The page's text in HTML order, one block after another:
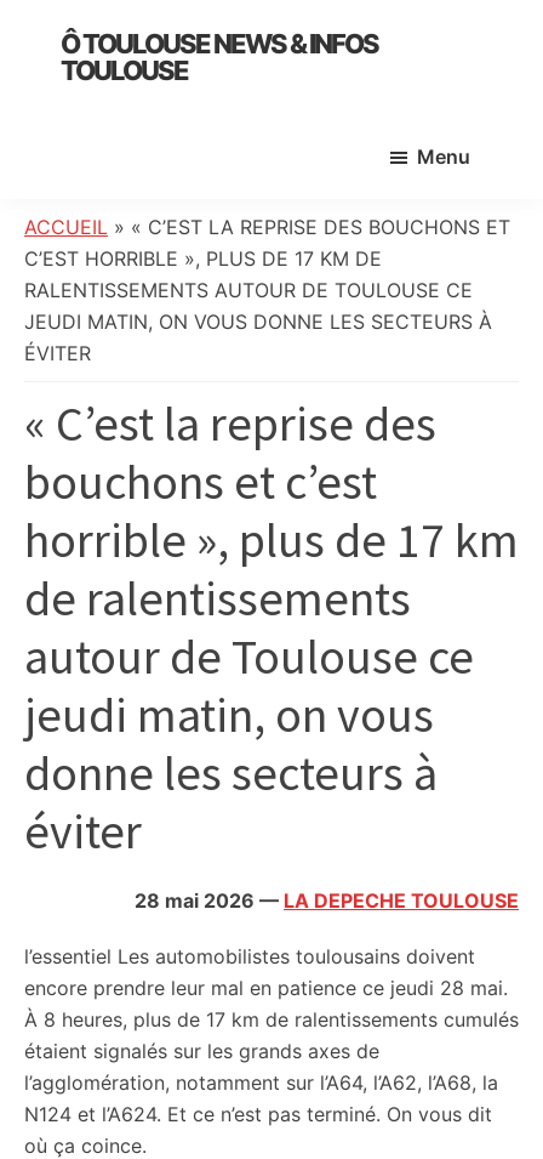
primary
Ô TOULOUSE NEWS & INFOS
TOULOUSE
:
info
locale,
société,
culture,
météo,
faits
divers
initiatives
Menu
ACCUEIL » « C’EST LA REPRISE DES BOUCHONS ET
C’EST HORRIBLE », PLUS DE 17 KM DE
RALENTISSEMENTS AUTOUR DE TOULOUSE CE
JEUDI MATIN, ON VOUS DONNE LES SECTEURS À
ÉVITER
« C’est la reprise des
bouchons et c’est
horrible », plus de 17 km
de ralentissements
autour de Toulouse ce
jeudi matin, on vous
donne les secteurs à
éviter
28 mai 2026 — LA DEPECHE TOULOUSE
l’essentiel Les automobilistes toulousains doivent
encore prendre leur mal en patience ce jeudi 28 mai.
À 8 heures, plus de 17 km de ralentissements cumulés
étaient signalés sur les grands axes de
l’agglomération, notamment sur l’A64, l’A62, l’A68, la
N124 et l’A624. Et ce n’est pas terminé. On vous dit
où ça coince.